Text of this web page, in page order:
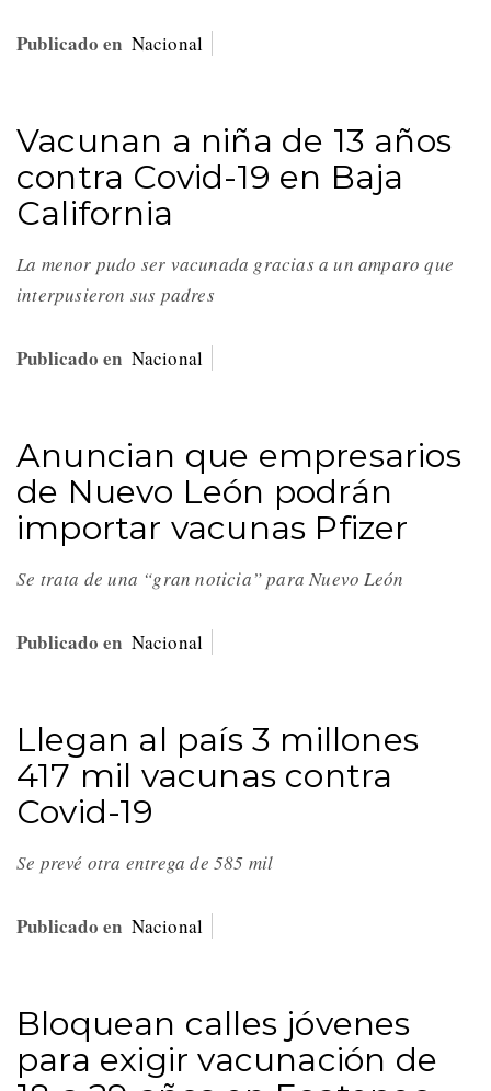
Publicado en Nacional
Vacunan a niña de 13 años
contra Covid-19 en Baja
California
La menor pudo ser vacunada gracias a un amparo que
interpusieron sus padres
Publicado en Nacional
Anuncian que empresarios
de Nuevo León podrán
importar vacunas Pfizer
Se trata de una “gran noticia” para Nuevo León
Publicado en Nacional
Llegan al país 3 millones
417 mil vacunas contra
Covid-19
Se prevé otra entrega de 585 mil
Publicado en Nacional
Bloquean calles jóvenes
para exigir vacunación de